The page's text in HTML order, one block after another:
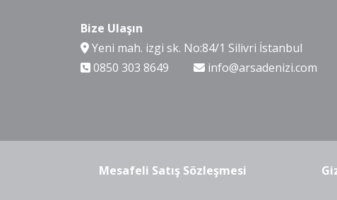
Bize Ulaşın
Yeni mah. izgi sk. No:84/1 Silivri İstanbul
0850 303 8649
info@arsadenizi.com
Mesafeli Satış Sözleşmesi